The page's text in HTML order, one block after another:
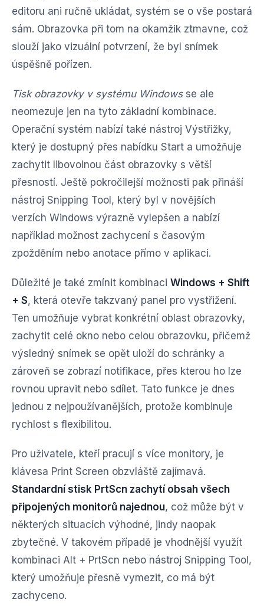
editoru ani ručně ukládat, systém se o vše postará
sám. Obrazovka při tom na okamžik ztmavne, což
slouží jako vizuální potvrzení, že byl snímek
úspěšně pořízen.
Tisk obrazovky v systému Windowsse ale
neomezuje jen na tyto základní kombinace.
Operační systém nabízí také nástroj Výstřižky,
který je dostupný přes nabídku Start a umožňuje
zachytit libovolnou část obrazovky s větší
přesností. Ještě pokročilejší možnosti pak přináší
nástroj Snipping Tool, který byl v novějších
verzích Windows výrazně vylepšen a nabízí
například možnost zachycení s časovým
zpožděním nebo anotace přímo v aplikaci.
Důležité je také zmínit kombinaci Windows + Shift
+ S, která otevře takzvaný panel pro vystřižení.
Ten umožňuje vybrat konkrétní oblast obrazovky,
zachytit celé okno nebo celou obrazovku, přičemž
výsledný snímek se opět uloží do schránky a
zároveň se zobrazí notifikace, přes kterou ho lze
rovnou upravit nebo sdílet. Tato funkce je dnes
jednou z nejpoužívanějších, protože kombinuje
rychlost s flexibilitou.
Pro uživatele, kteří pracují s více monitory, je
klávesa Print Screen obzvláště zajímavá.
Standardní stisk PrtScn zachytí obsah všech
připojených monitorů najednou, což může být v
některých situacích výhodné, jindy naopak
zbytečné. V takovém případě je vhodnější využít
kombinaci Alt + PrtScn nebo nástroj Snipping Tool,
který umožňuje přesně vymezit, co má být
zachyceno.